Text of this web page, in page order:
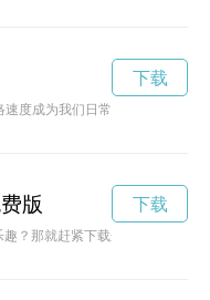
速度成为我们日常生活中不可或
下载
版
？那就赶紧下载这款免费的
下载